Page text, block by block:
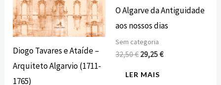
Diogo Tavares e Ataíde –
Arquiteto Algarvio (1711-
1765)
O Algarve da Antiguidade
aos nossos dias
Sem categoria
32,50€ 29,25€
LER MAIS